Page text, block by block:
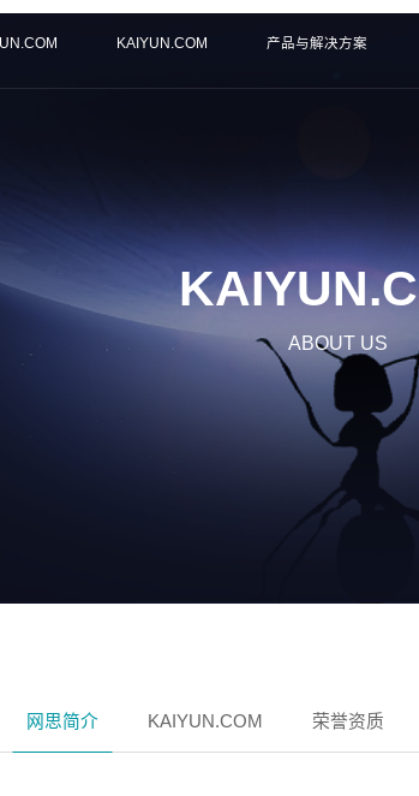
KAIYUN.COM 产品与解决方案
ABOUT US
网思简介 KAIYUN.COM 荣誉资质